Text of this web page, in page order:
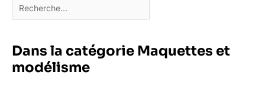
Dans la catégorie Maquettes et
modélisme